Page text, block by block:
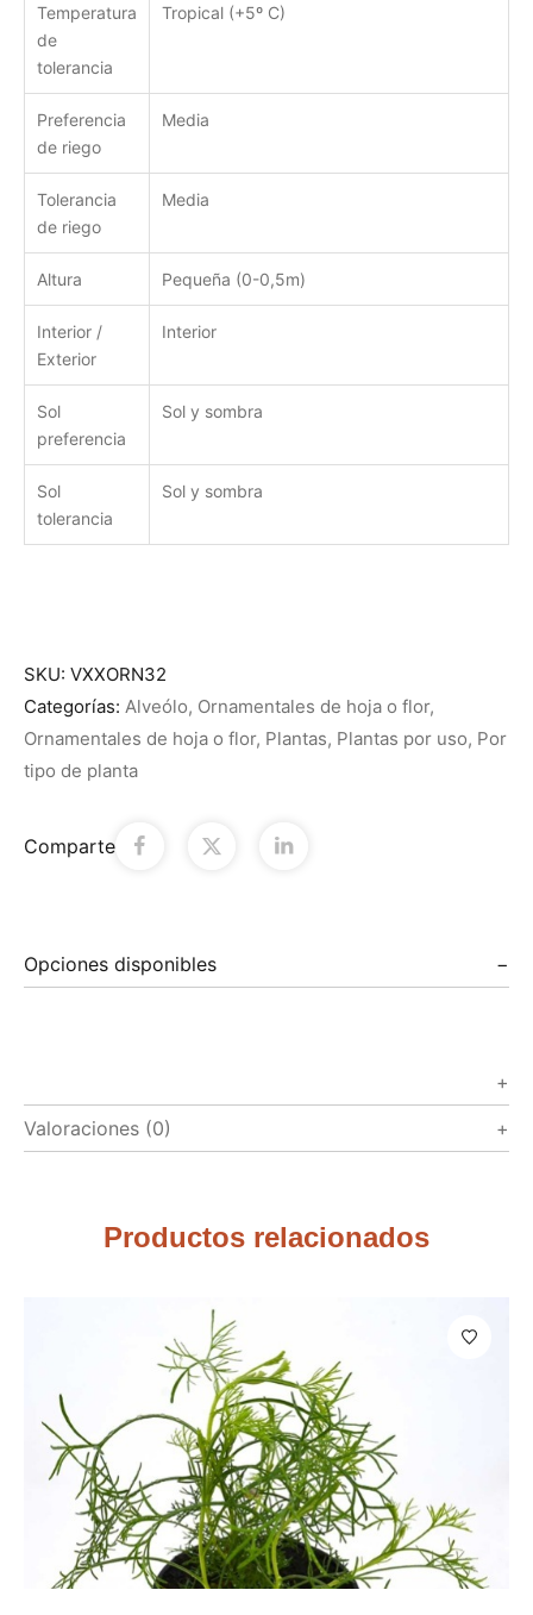
Temperatura
de
tolerancia
Tropical (+5º C)
Preferencia
de riego
Media
Tolerancia
de riego
Media
Altura Pequeña (0-0,5m)
Interior /
Exterior
Interior
Sol
preferencia
Sol y sombra
Sol
tolerancia
Sol y sombra
SKU: VXXORN32
Categorías: Alveólo, Ornamentales de hoja o flor,
Ornamentales de hoja o flor, Plantas, Plantas por uso, Por
tipo de planta
Comparte
Opciones disponibles
Valoraciones (0)
Productos relacionados